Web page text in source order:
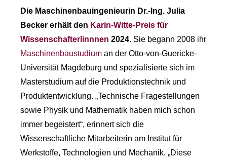
Die Maschinenbauingenieurin Dr.-Ing. Julia
Becker erhält den Karin-Witte-Preis für
Wissenschafterlinnnen 2024. Sie begann 2008 ihr
Maschinenbaustudium an der Otto-von-Guericke-
Universität Magdeburg und spezialisierte sich im
Masterstudium auf die Produktionstechnik und
Produktentwicklung. „Technische Fragestellungen
sowie Physik und Mathematik haben mich schon
immer begeistert“, erinnert sich die
Wissenschaftliche Mitarbeiterin am Institut für
Werkstoffe, Technologien und Mechanik. „Diese